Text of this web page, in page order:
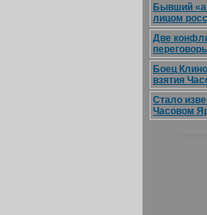
Бывший
лицом
Две
Боец
взятия
Стало
Часовом